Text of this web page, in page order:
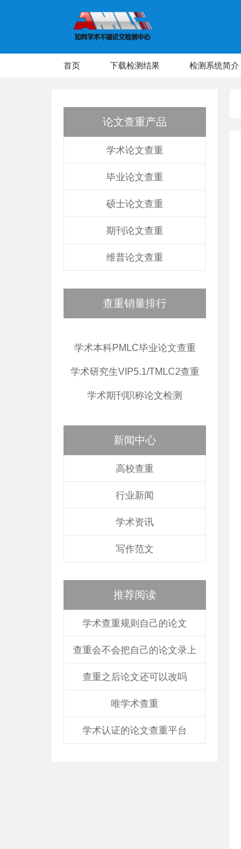
首页 下载检测结果 检测系统简介
论文查重产品
学术论文查重
毕业论文查重
硕士论文查重
期刊论文查重
维普论文查重
查重销量排行
学术本科PMLC毕业论文查重
学术研究生VIP5.1/TMLC2查重
学术期刊职称论文检测
新闻中心
高校查重
行业新闻
学术资讯
写作范文
推荐阅读
学术查重规则自己的论文
查重会不会把自己的论文录上
查重之后论文还可以改吗
唯学术查重
学术认证的论文查重平台